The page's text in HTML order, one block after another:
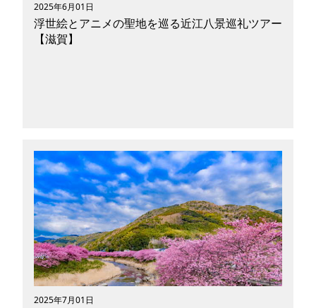
2025年6月01日
浮世絵とアニメの聖地を巡る近江八景巡礼ツアー
【滋賀】
近江八景の美しさを、歌川広重の浮世絵と現地の
絶景を比較しながら巡る聖地巡礼ツーリング。さ
らに『ちはやふる』『バジリスク 〜甲賀忍法
帖〜』『けいおん！』など、滋賀ゆかりのアニメ
聖地にも立ち寄り、電動モビリティで巡る自転車
旅を満喫。温泉・グルメ情報も網羅した、文学・
歴史・ポップカルチャーが交錯する滋賀・日本文
化巡礼プラン。
2025年7月01日